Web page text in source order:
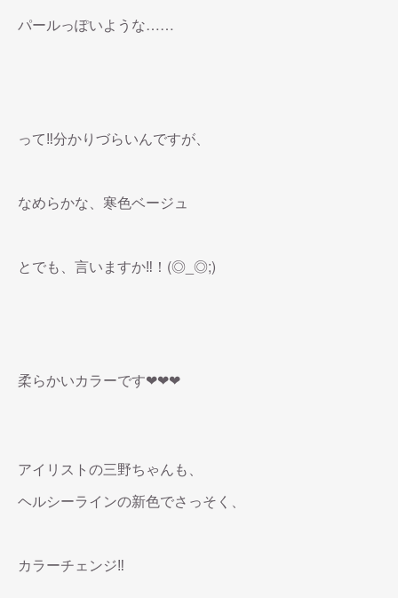
パールっぽいような……
って‼︎分かりづらいんですが、
なめらかな、寒色ベージュ
とでも、言いますか‼︎！(◎_◎;)
柔らかいカラーです❤︎❤︎❤︎
アイリストの三野ちゃんも、
ヘルシーラインの新色でさっそく、
カラーチェンジ‼︎